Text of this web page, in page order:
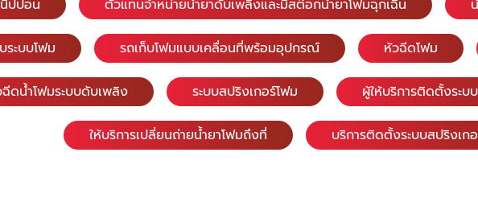
ปปอน ตัวแทนจำหน่ายน้ำยาดับเพลิงและมีสต๊อกน้ำยาโฟมฉุกเฉิน
ะบบโฟม รถเก็บโฟมแบบเคลื่อนที่พร้อมอุปกรณ์ หัวฉีดโฟม
ดน้ำโฟมระบบดับเพลิง ระบบสปริงเกอร์โฟม ผู้ให้บริการติดตั้งระบ
ให้บริการเปลี่ยนถ่ายน้ำยาโฟมถึงที่ บริการติดตั้งระบบสปริงเก